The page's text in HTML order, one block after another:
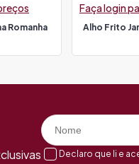
Romanha
Alho Frito
Faça login
Declaro que li e